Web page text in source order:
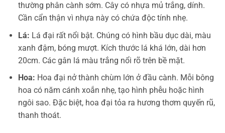
thường phân cành sớm. Cây có nhựa mủ trắng, dính.
Cần cẩn thận vì nhựa này có chứa độc tính nhẹ.
Lá: Lá đại rất nổi bật. Chúng có hình bầu dục dài, màu
xanh đậm, bóng mượt. Kích thước lá khá lớn, dài hơn
20cm. Các gân lá màu trắng nổi rõ trên bề mặt.
Hoa: Hoa đại nở thành chùm lớn ở đầu cành. Mỗi bông
hoa có năm cánh xoắn nhẹ, tạo hình phễu hoặc hình
ngôi sao. Đặc biệt, hoa đại tỏa ra hương thơm quyến rũ,
thanh thoát.